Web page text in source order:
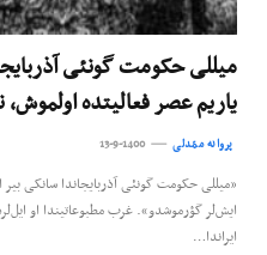
میللی حکومت گونئی
یاریم عصر فعالیتده
پروانه ممّدلی 13-9-1400
«میللی حکومت گونئی آذربایجاندا سانکی
ایراندا…